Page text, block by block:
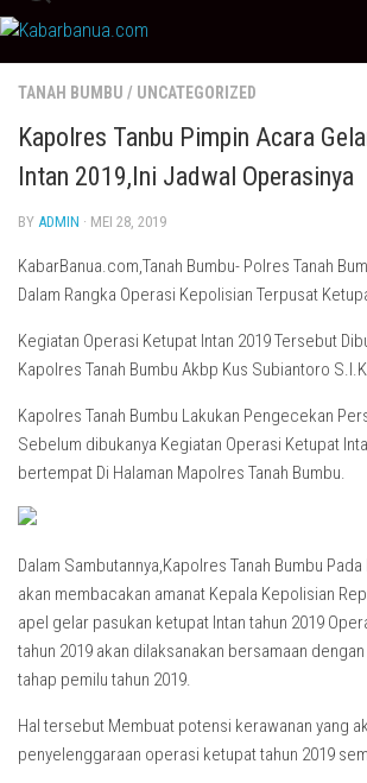
Skip
to
content
TANAH BUMBU / UNCATEGORIZED
Kapolres Tanbu Pimpin Acara
Intan 2019,Ini Jadwal Operasinya
BY ADMIN · MEI 28, 2019
KabarBanua.com,Tanah Bumbu- Polres Tanah
Dalam Rangka Operasi Kepolisian Terpusat
Kegiatan Operasi Ketupat Intan 2019 Tersebut
Kapolres Tanah Bumbu Akbp Kus Subiantoro
Kapolres Tanah Bumbu Lakukan Pengecekan
Sebelum dibukanya Kegiatan Operasi Ketupat
bertempat Di Halaman Mapolres Tanah Bumbu.
Dalam Sambutannya,Kapolres Tanah Bumbu
akan membacakan amanat Kepala Kepolisian
apel gelar pasukan ketupat Intan tahun 2019
tahun 2019 akan dilaksanakan bersamaan
tahap pemilu tahun 2019.
Hal tersebut Membuat potensi kerawanan yang
penyelenggaraan operasi ketupat tahun 2019